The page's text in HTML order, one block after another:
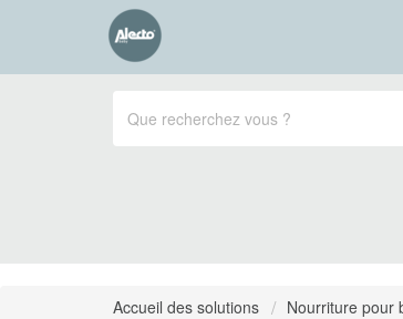
Accueil des solutions Nourriture pour